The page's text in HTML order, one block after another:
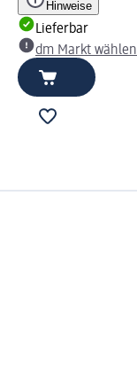
Hinweise
Lieferbar
dm Markt wählen